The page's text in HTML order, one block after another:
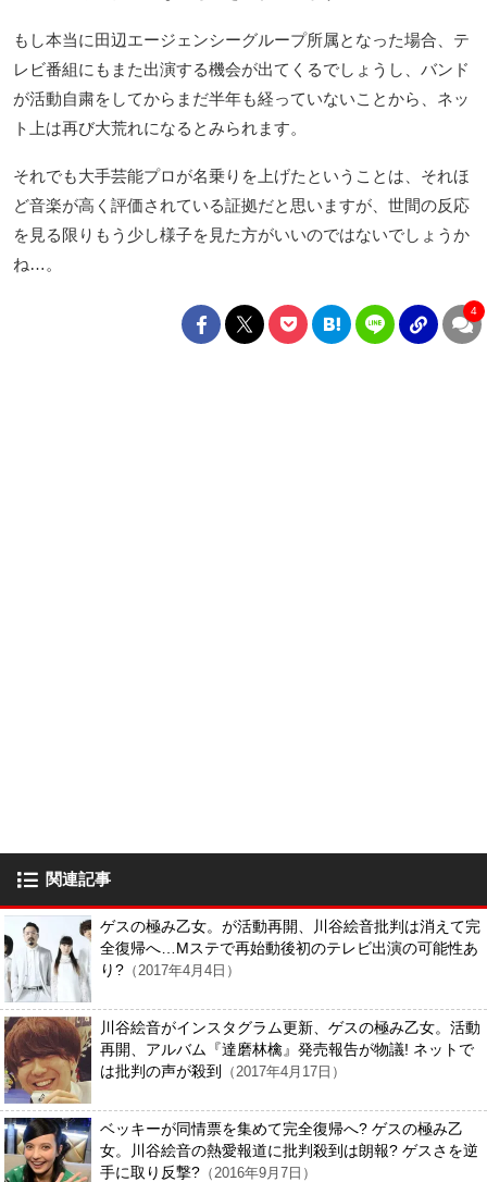
もし本当に田辺エージェンシーグループ所属となった場合、テ
レビ番組にもまた出演する機会が出てくるでしょうし、バンド
が活動自粛をしてからまだ半年も経っていないことから、ネッ
ト上は再び大荒れになるとみられます。
それでも大手芸能プロが名乗りを上げたということは、それほ
ど音楽が高く評価されている証拠だと思いますが、世間の反応
を見る限りもう少し様子を見た方がいいのではないでしょうか
ね…。
4
関連記事
ゲスの極み乙女。が活動再開、川谷絵音批判は消えて完
全復帰へ…Mステで再始動後初のテレビ出演の可能性あ
り? （2017年4月4日）
川谷絵音がインスタグラム更新、ゲスの極み乙女。活動
再開、アルバム『達磨林檎』発売報告が物議! ネットで
は批判の声が殺到
（2017年4月17日）
ベッキーが同情票を集めて完全復帰へ? ゲスの極み乙
女。川谷絵音の熱愛報道に批判殺到は朗報? ゲスさを逆
手に取り反撃? （2016年9月7日）